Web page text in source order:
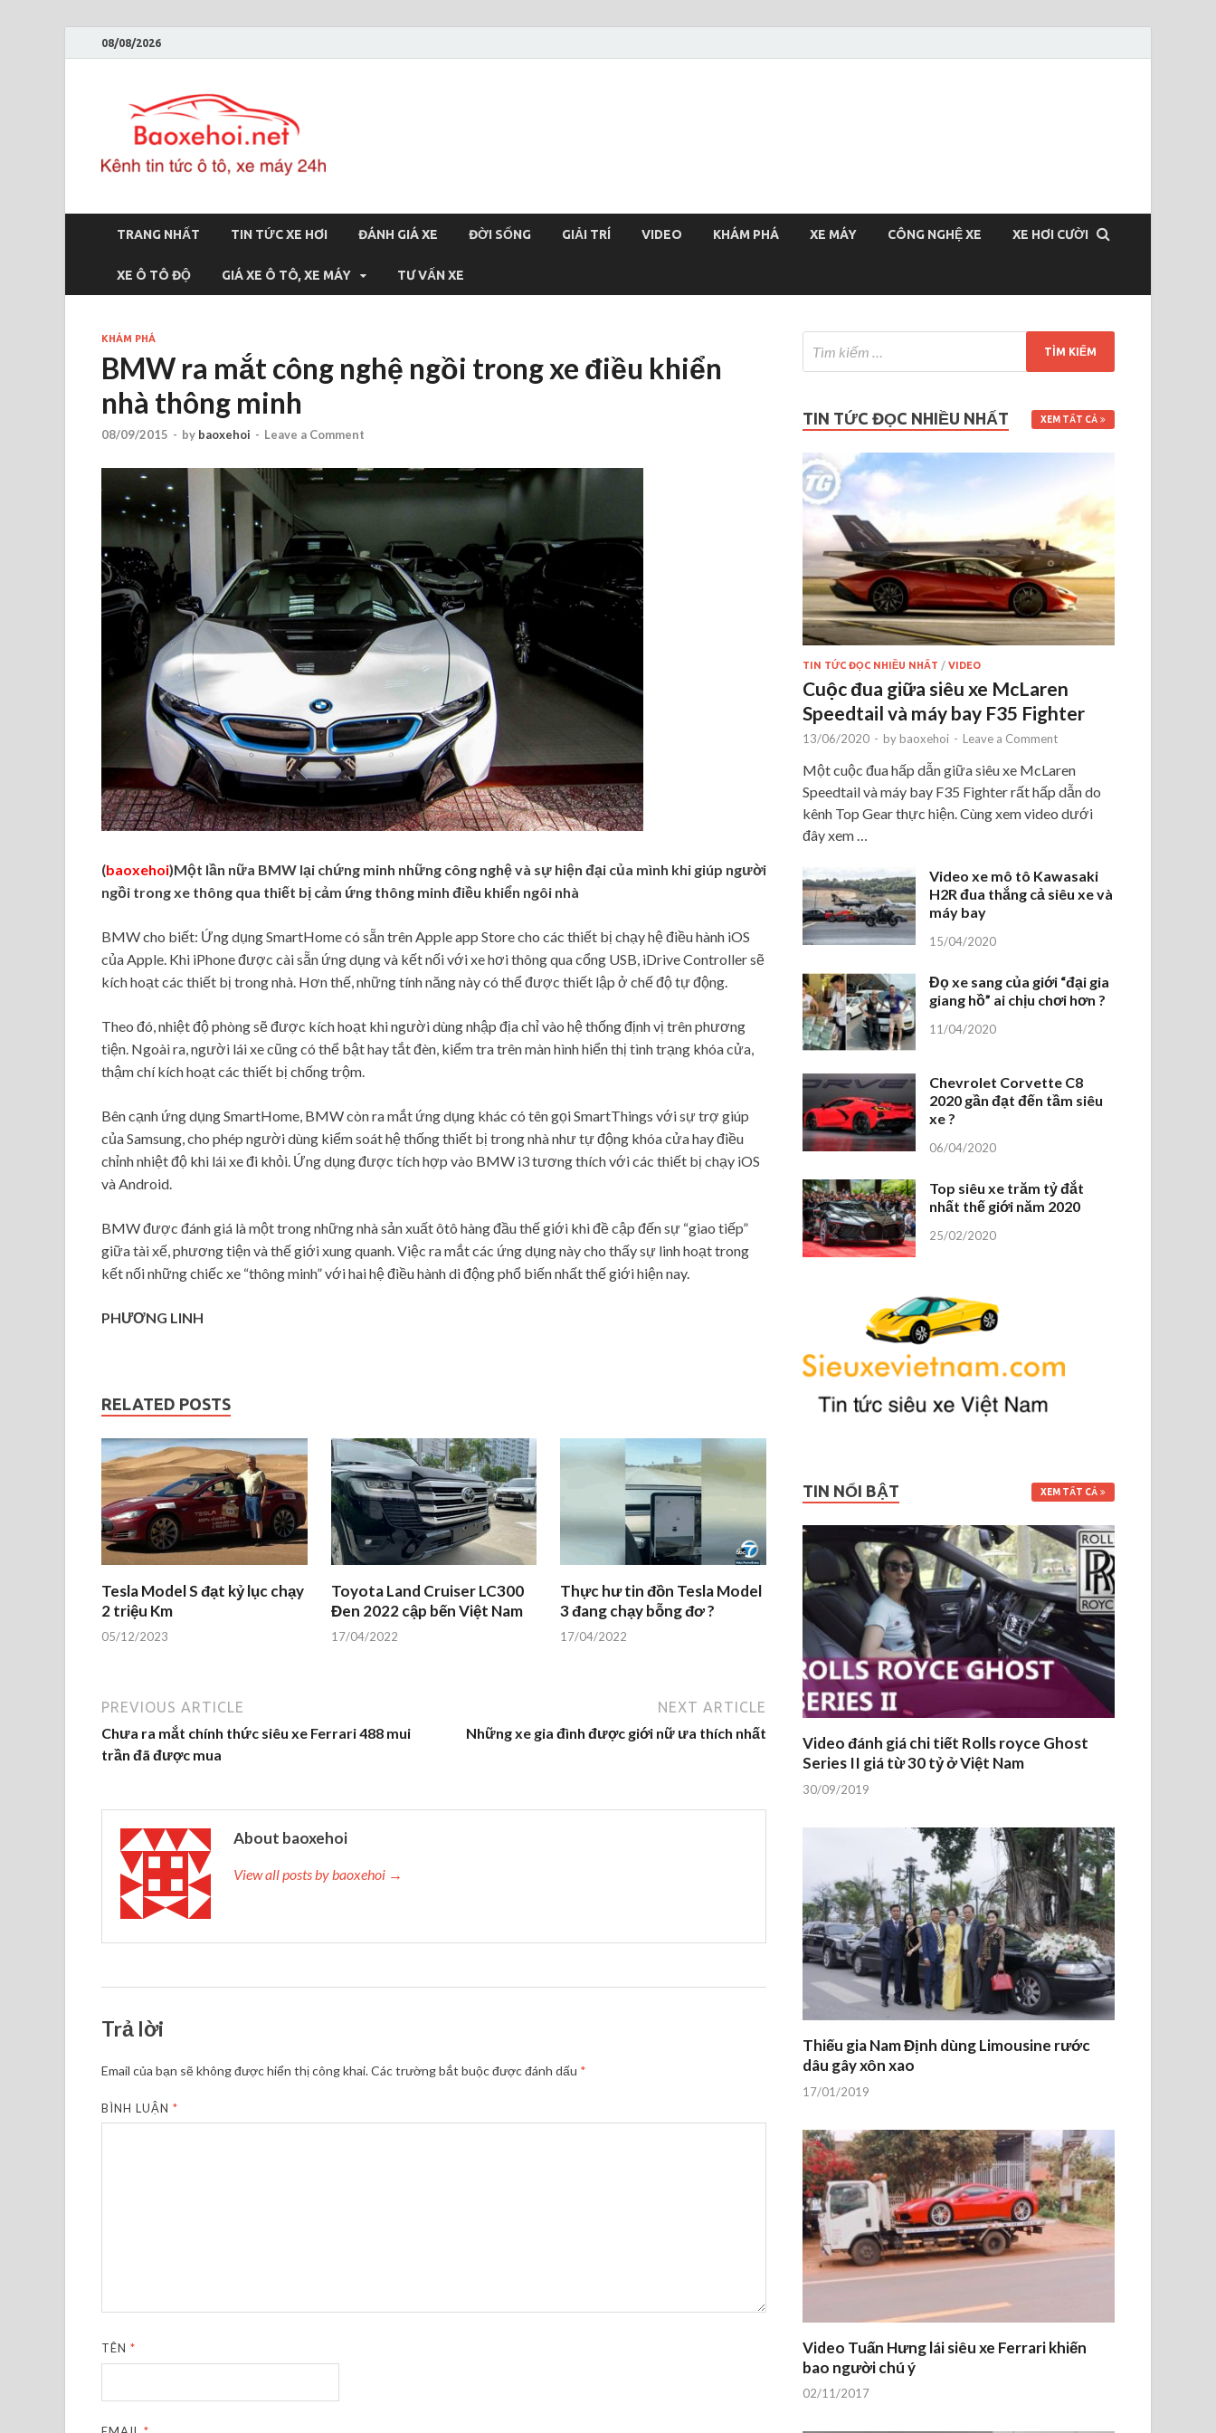
08/08/2026
TRANG NHẤT TIN TỨC XE HƠI ĐÁNH GIÁ XE ĐỜI SỐNG GIẢI TRÍ VIDEO KHÁM PHÁ XE MÁY CÔNG NGHỆ XE XE HƠI CƯỜI
XE Ô TÔ ĐỘ GIÁ XE Ô TÔ, XE MÁY TƯ VẤN XE
KHÁM PHÁ
BMW ra mắt công nghệ ngồi trong xe điều khiển
nhà thông minh
08/09/2015 - by baoxehoi - Leave a Comment
(baoxehoi)Một lần nữa BMW lại chứng minh những công nghệ và sự hiện đại của mình khi giúp người
ngồi trong xe thông qua thiết bị cảm ứng thông minh điều khiển ngôi nhà
BMW cho biết: Ứng dụng SmartHome có sẵn trên Apple app Store cho các thiết bị chạy hệ điều hành iOS
của Apple. Khi iPhone được cài sẵn ứng dụng và kết nối với xe hơi thông qua cổng USB, iDrive Controller sẽ
kích hoạt các thiết bị trong nhà. Hơn thế, những tính năng này có thể được thiết lập ở chế độ tự động.
Theo đó, nhiệt độ phòng sẽ được kích hoạt khi người dùng nhập địa chỉ vào hệ thống định vị trên phương
tiện. Ngoài ra, người lái xe cũng có thể bật hay tắt đèn, kiểm tra trên màn hình hiển thị tình trạng khóa cửa,
thậm chí kích hoạt các thiết bị chống trộm.
Bên cạnh ứng dụng SmartHome, BMW còn ra mắt ứng dụng khác có tên gọi SmartThings với sự trợ giúp
của Samsung, cho phép người dùng kiểm soát hệ thống thiết bị trong nhà như tự động khóa cửa hay điều
chỉnh nhiệt độ khi lái xe đi khỏi. Ứng dụng được tích hợp vào BMW i3 tương thích với các thiết bị chạy iOS
và Android.
BMW được đánh giá là một trong những nhà sản xuất ôtô hàng đầu thế giới khi đề cập đến sự “giao tiếp”
giữa tài xế, phương tiện và thế giới xung quanh. Việc ra mắt các ứng dụng này cho thấy sự linh hoạt trong
kết nối những chiếc xe “thông minh” với hai hệ điều hành di động phổ biến nhất thế giới hiện nay.
PHƯƠNG LINH
RELATED POSTS
Tesla Model S đạt kỷ lục chạy
2 triệu Km
05/12/2023
Toyota Land Cruiser LC300
Đen 2022 cập bến Việt Nam
17/04/2022
Thực hư tin đồn Tesla Model
3 đang chạy bỗng đơ ?
17/04/2022
PREVIOUS ARTICLE
Chưa ra mắt chính thức siêu xe Ferrari 488 mui
trần đã được mua
NEXT ARTICLE
Những xe gia đình được giới nữ ưa thích nhất
About baoxehoi
View all posts by baoxehoi →
Trả lời
Email của bạn sẽ không được hiển thị công khai.Các trường bắt buộc được đánh dấu *
BÌNH LUẬN*
TÊN*
TIN TỨC ĐỌC NHIỀU NHẤT XEM TẤT CẢ
TIN TỨC ĐỌC NHIỀU NHẤT /VIDEO
Cuộc đua giữa siêu xe McLaren
Speedtail và máy bay F35 Fighter
13/06/2020 - by baoxehoi - Leave a Comment
Một cuộc đua hấp dẫn giữa siêu xe McLaren
Speedtail và máy bay F35 Fighter rất hấp dẫn do
kênh Top Gear thực hiện. Cùng xem video dưới
đây xem …
Video xe mô tô Kawasaki
H2R đua thắng cả siêu xe và
máy bay
15/04/2020
Đọ xe sang của giới “đại gia
giang hồ” ai chịu chơi hơn ?
11/04/2020
Chevrolet Corvette C8
2020 gần đạt đến tầm siêu
xe ?
06/04/2020
Top siêu xe trăm tỷ đắt
nhất thế giới năm 2020
25/02/2020
TIN NỔI BẬT XEM TẤT CẢ
Video đánh giá chi tiết Rolls royce Ghost
Series II giá từ 30 tỷ ở Việt Nam
30/09/2019
Thiếu gia Nam Định dùng Limousine rước
dâu gây xôn xao
17/01/2019
Video Tuấn Hưng lái siêu xe Ferrari khiến
bao người chú ý
02/11/2017